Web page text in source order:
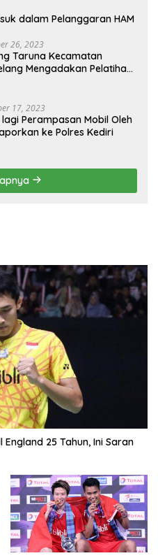
dalam Pelanggaran HAM
26, 2023
Taruna Kecamatan
Mengadakan Pelatihan
17, 2023
Perampasan Mobil Oleh
ke Polres Kediri
25 Tahun, Ini Saran